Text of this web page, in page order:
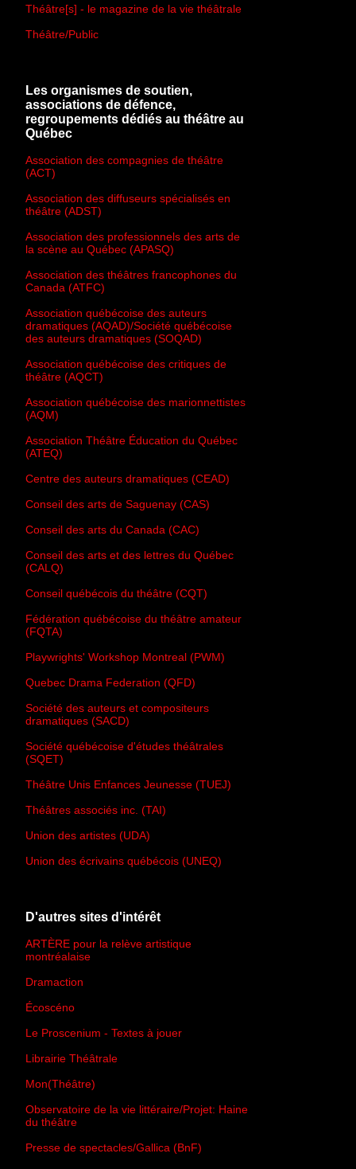
Théâtre[s] - le magazine de la vie théâtrale
Théâtre/Public
Les organismes de soutien,
associations de défence,
regroupements dédiés au théâtre au
Québec
Association des compagnies de théâtre
(ACT)
Association des diffuseurs spécialisés en
théâtre (ADST)
Association des professionnels des arts de
la scène au Québec (APASQ)
Association des théâtres francophones du
Canada (ATFC)
Association québécoise des auteurs
dramatiques (AQAD)/Société québécoise
des auteurs dramatiques (SOQAD)
Association québécoise des critiques de
théâtre (AQCT)
Association québécoise des marionnettistes
(AQM)
Association Théâtre Éducation du Québec
(ATEQ)
Centre des auteurs dramatiques (CEAD)
Conseil des arts de Saguenay (CAS)
Conseil des arts du Canada (CAC)
Conseil des arts et des lettres du Québec
(CALQ)
Conseil québécois du théâtre (CQT)
Fédération québécoise du théâtre amateur
(FQTA)
Playwrights' Workshop Montreal (PWM)
Quebec Drama Federation (QFD)
Société des auteurs et compositeurs
dramatiques (SACD)
Société québécoise d'études théâtrales
(SQET)
Théâtre Unis Enfances Jeunesse (TUEJ)
Théâtres associés inc. (TAI)
Union des artistes (UDA)
Union des écrivains québécois (UNEQ)
D'autres sites d'intérêt
ARTÈRE pour la relève artistique
montréalaise
Dramaction
Écoscéno
Le Proscenium - Textes à jouer
Librairie Théâtrale
Mon(Théâtre)
Observatoire de la vie littéraire/Projet: Haine
du théâtre
Presse de spectacles/Gallica (BnF)